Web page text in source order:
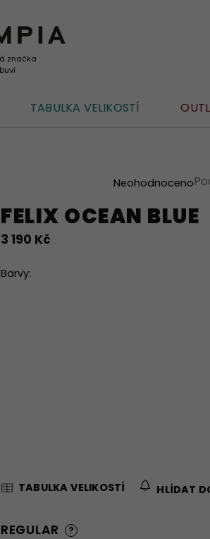
TABULKA VELIKOSTÍ
FELIX OCEAN BLUE
produktu
je
0,0
5
Neohodnoceno
3 190 Kč
Barvy:
TABULKA VELIKOSTÍ HLÍDAT
REGULAR ?